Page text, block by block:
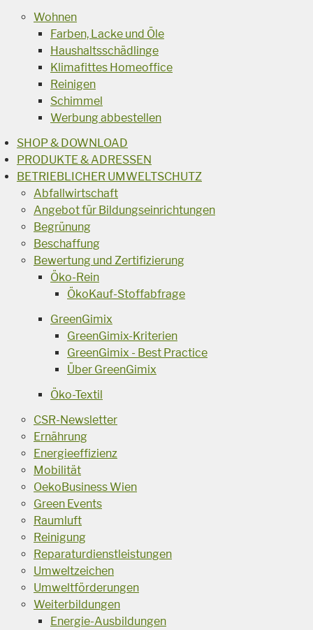
Wohnen
Farben, Lacke und Öle
Haushaltsschädlinge
Klimafittes Homeoffice
Reinigen
Schimmel
Werbung abbestellen
SHOP & DOWNLOAD
PRODUKTE & ADRESSEN
BETRIEBLICHER UMWELTSCHUTZ
Abfallwirtschaft
Angebot für Bildungseinrichtungen
Begrünung
Beschaffung
Bewertung und Zertifizierung
Öko-Rein
ÖkoKauf-Stoffabfrage
GreenGimix
GreenGimix-Kriterien
GreenGimix - Best Practice
Über GreenGimix
Öko-Textil
CSR-Newsletter
Ernährung
Energieeffizienz
Mobilität
OekoBusiness Wien
Green Events
Raumluft
Reinigung
Reparaturdienstleistungen
Umweltzeichen
Umweltförderungen
Weiterbildungen
Energie-Ausbildungen